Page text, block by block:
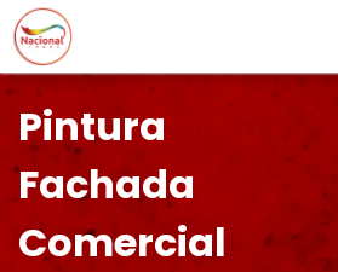
Pintura
Fachada
Comercial